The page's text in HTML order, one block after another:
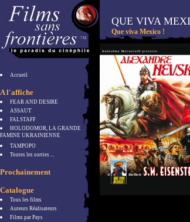
Accueil
A l'affiche
FEAR AND DESIRE
ASSAUT
FALSTAFF
HOLODOMOR, LA GRANDE
FAMINE UKRAINIENNE
TAMPOPO
Toutes les sorties ...
Prochainement
Catalogue
Tous les films
Auteurs Réalisateurs
Films par Pays
QUE VIVA
Que viva Mexico !